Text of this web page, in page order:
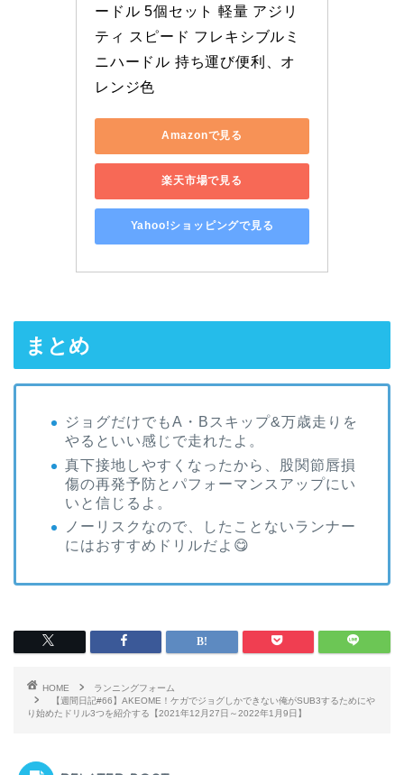
ードル 5個セット 軽量 アジリ
ティ スピード フレキシブルミ
ニハードル 持ち運び便利、オ
レンジ色
Amazonで見る
楽天市場で見る
Yahoo!ショッピングで見る
まとめ
ジョグだけでもA・Bスキップ&万歳走りを
やるといい感じで走れたよ。
真下接地しやすくなったから、股関節唇損
傷の再発予防とパフォーマンスアップにい
いと信じるよ。
ノーリスクなので、したことないランナー
にはおすすめドリルだよ😋
HOME
ランニングフォーム
【週間日記#66】AKEOME！ケガでジョグしかできない俺がSUB3するためにや
り始めたドリル3つを紹介する【2021年12月27日～2022年1月9日】